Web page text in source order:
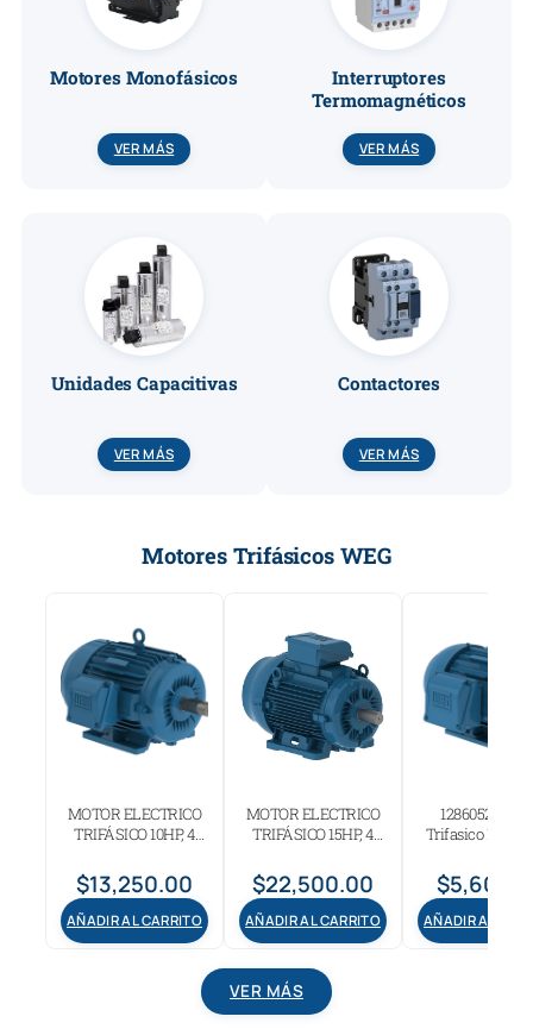
Motores Monofásicos
VER MÁS
Interruptores
Termomagnéticos
VER MÁS
Unidades Capacitivas
VER MÁS
Contactores
VER MÁS
Motores Trifásicos WEG
MOTOR ELECTRICO
TRIFÁSICO 10HP, 4
213/5T
$13,250.00
AÑADIR AL CARRITO
MOTOR ELECTRICO
TRIFÁSICO 15HP, 4
254/6T
$22,500.00
AÑADIR AL CARRITO
12860528
Trifasico 1 Hp
$
AÑADIR AL
VER MÁS